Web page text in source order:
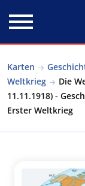
Karten
Weltkrieg
Die
11.11.1918) -
Erster Weltkrieg